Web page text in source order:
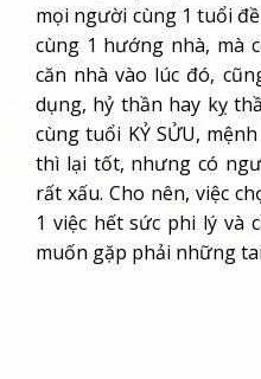
mọi người cùng 1 tuổi
cùng 1 hướng nhà, mà
căn nhà vào lúc đó,
dụng, hỷ thần hay kỵ
cùng tuổi KỶ SỬU,
thì lại tốt, nhưng có
rất xấu. Cho nên, việc
1 việc hết sức phi lý và
muốn gặp phải những